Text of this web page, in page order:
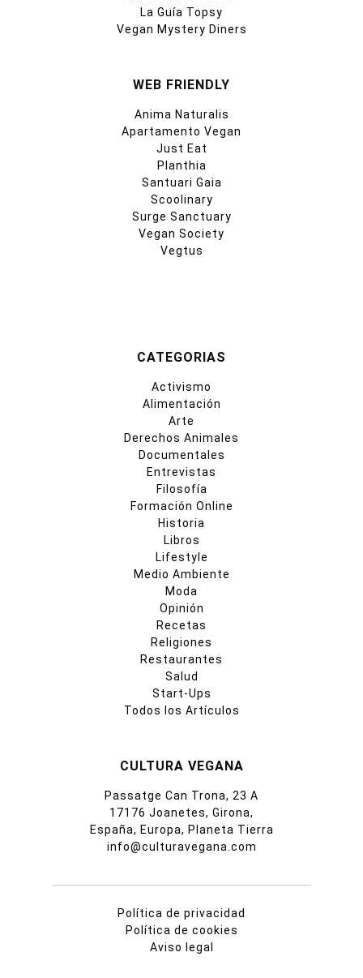
La Guía Topsy
Vegan Mystery Diners
WEB FRIENDLY
Anima Naturalis
Apartamento Vegan
Just Eat
Planthia
Santuari Gaia
Scoolinary
Surge Sanctuary
Vegan Society
Vegtus
CATEGORIAS
Activismo
Alimentación
Arte
Derechos Animales
Documentales
Entrevistas
Filosofía
Formación Online
Historia
Libros
Lifestyle
Medio Ambiente
Moda
Opinión
Recetas
Religiones
Restaurantes
Salud
Start-Ups
Todos los Artículos
CULTURA VEGANA
Passatge Can Trona, 23 A
17176 Joanetes, Girona,
España, Europa, Planeta Tierra
info@culturavegana.com
Política de privacidad
Política de cookies
Aviso legal